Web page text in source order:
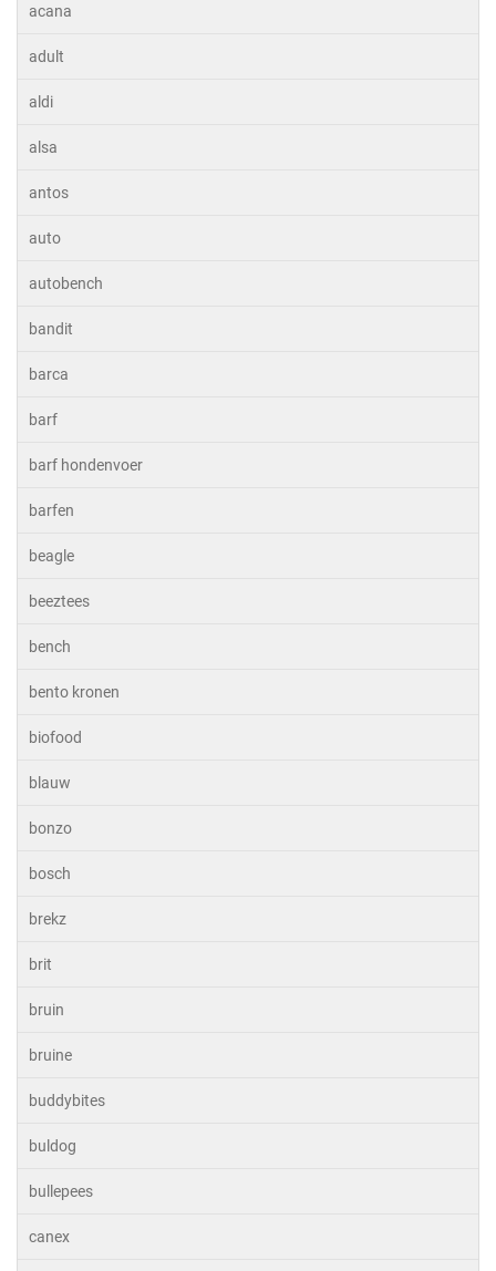
acana
adult
aldi
alsa
antos
auto
autobench
bandit
barca
barf
barf hondenvoer
barfen
beagle
beeztees
bench
bento kronen
biofood
blauw
bonzo
bosch
brekz
brit
bruin
bruine
buddybites
buldog
bullepees
canex